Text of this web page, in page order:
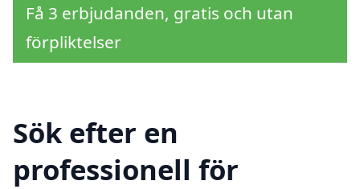
Få 3 erbjudanden, gratis och utan
förpliktelser
Sök efter en
professionell för